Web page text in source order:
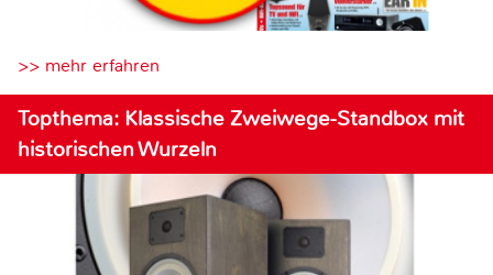
>> mehr erfahren
Topthema: Klassische Zweiwege-Standbox mit
historischen Wurzeln